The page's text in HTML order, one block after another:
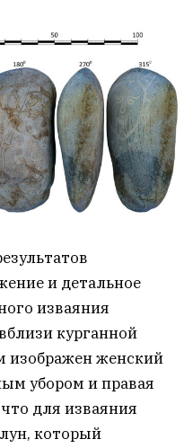
и детальное
изваяния
курганной
изображен женский
убором и правая
для изваяния
который